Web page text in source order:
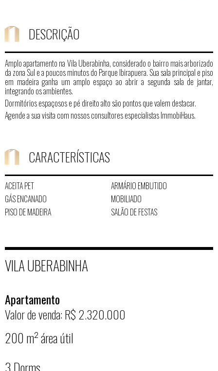
DESCRIÇÃO
Amplo apartamento na Vila Uberabinha, considerado o bairro mais arborizado
da zona Sul e a poucos minutos do Parque Ibirapuera. Sua sala principal e piso
em madeira ganha um amplo espaço ao abrir a segunda sala de jantar,
integrando os ambientes.
Dormitórios espaçosos e pé direito alto são pontos que valem destacar.
Agende a sua visita com nossos consultores especialistas ImmobiHaus.
CARACTERÍSTICAS
ACEITA PET
ARMÁRIO EMBUTIDO
GÁS ENCANADO
MOBILIADO
PISO DE MADEIRA
SALÃO DE FESTAS
VILA UBERABINHA
Apartamento
Valor de venda: R$ 2.320.000
200 m² área útil